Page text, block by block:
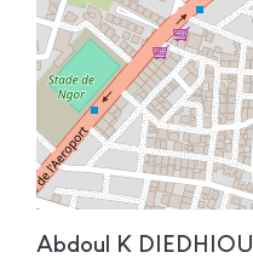
Abdoul K DIEDHIOU